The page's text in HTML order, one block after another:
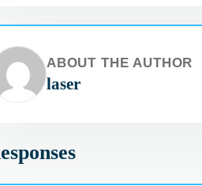
ABOUT THE AUTHOR
laser